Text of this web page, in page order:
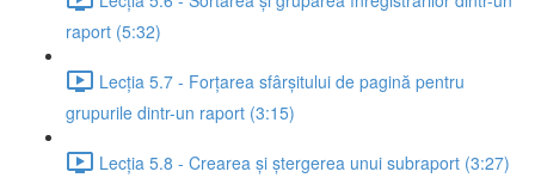
raport (5:32)
Lecția 5.7 - Forțarea sfârșitului de pagină pentru
grupurile dintr-un raport (3:15)
Lecția 5.8 - Crearea și ștergerea unui subraport (3:27)